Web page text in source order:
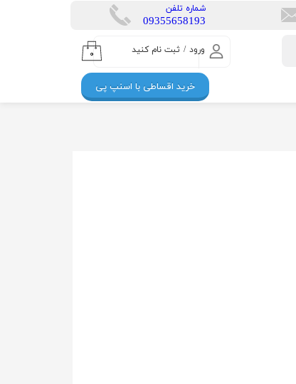
ورود / ثبت نام کنید
حساب کاربری من
تغییر گذر واژه
۰
​شماره تلفن
​​09355658193
خرید اقساطی با اسنپ پی